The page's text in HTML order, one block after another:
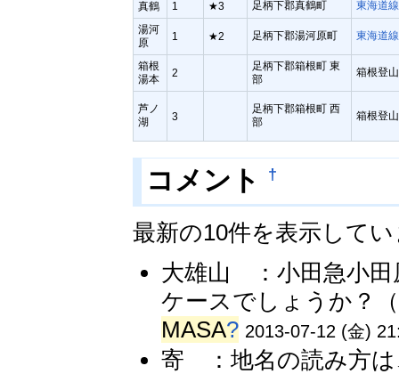
真鶴 1 ★3 足柄下郡真鶴町 東海道線
湯河
原
1 ★2 足柄下郡湯河原町 東海道線
箱根
湯本
2
足柄下郡箱根町 東
部
箱根登
芦ノ
湖
3
足柄下郡箱根町 西
部
箱根登
コメント †
最新の10件を表示して
大雄山 ：小田急小田
ケースでしょうか？
MASA? 2013-07-12 (金)
寄 ：地名の読み方